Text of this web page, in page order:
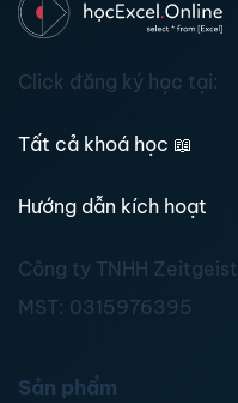
Click đăng ký học tại:
Tất cả khoá học 📖
Hướng dẫn kích hoạt
Công ty TNHH Zeitgeist
MST: 0315976395
Sản phẩm